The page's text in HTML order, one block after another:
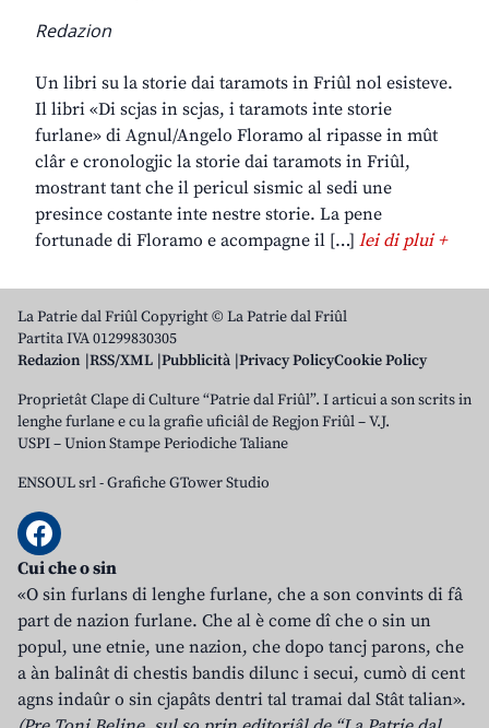
Redazion
Un libri su la storie dai taramots in Friûl nol esisteve.
Il libri «Di scjas in scjas, i taramots inte storie
furlane» di Agnul/Angelo Floramo al ripasse in mût
clâr e cronologjic la storie dai taramots in Friûl,
mostrant tant che il pericul sismic al sedi une
presince costante inte nestre storie. La pene
fortunade di Floramo e acompagne il […] lei di plui +
La Patrie dal Friûl Copyright © La Patrie dal Friûl
Partita IVA 01299830305
Redazion RSS/XML Pubblicità Privacy PolicyCookie Policy
Proprietât Clape di Culture “Patrie dal Friûl”. I articui a son scrits in
lenghe furlane e cu la grafie uficiâl de Regjon Friûl – V.J.
USPI – Union Stampe Periodiche Taliane
ENSOUL srl-Grafiche GTower Studio
Cui che o sin
«O sin furlans di lenghe furlane, che a son convints di fâ
part de nazion furlane. Che al è come dî che o sin un
popul, une etnie, une nazion, che dopo tancj parons, che
a àn balinât di chestis bandis dilunc i secui, cumò di cent
agns indaûr o sin cjapâts dentri tal tramai dal Stât talian».